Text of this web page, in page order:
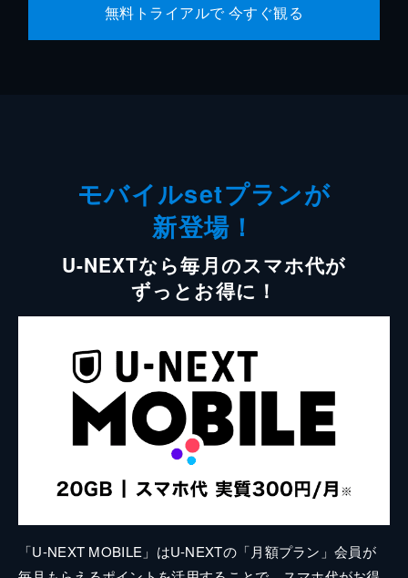
無料トライアルで 今すぐ観る
モバイルsetプランが
新登場！
U-NEXTなら毎月のスマホ代が
ずっとお得に！
「U-NEXT MOBILE」はU-NEXTの「月額プラン」会員が